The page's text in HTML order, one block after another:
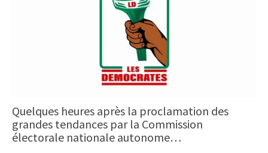
Quelques heures après la proclamation des
grandes tendances par la Commission
électorale nationale autonome…